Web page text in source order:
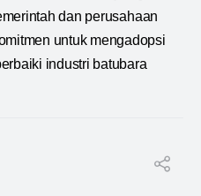
dan perusahaan
untuk mengadopsi
industri batubara